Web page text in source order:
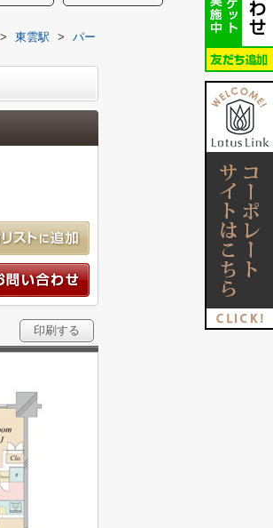
> 東雲駅 >
パー
印刷する